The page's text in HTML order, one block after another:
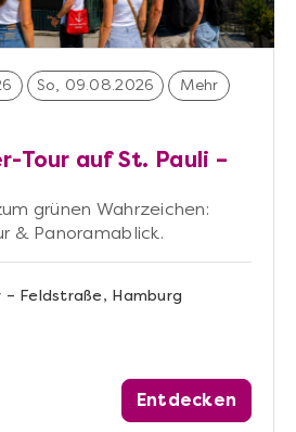
So, 09.08.2026 Mehr
Tour auf St. Pauli –
grünen Wahrzeichen:
& Panoramablick.
– Feldstraße, Hamburg
Entdecken